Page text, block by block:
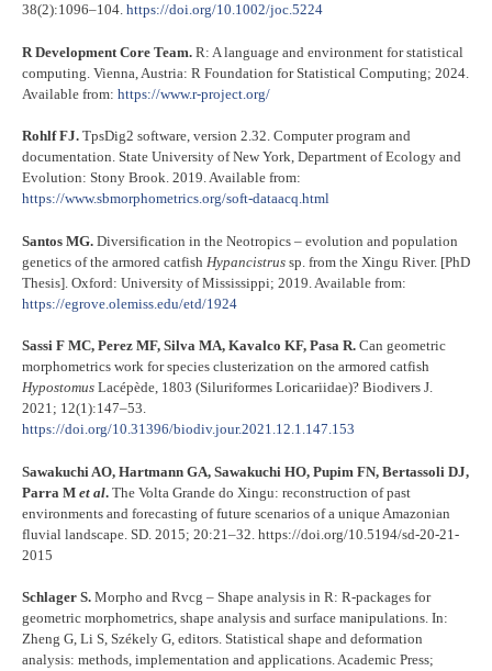
38(2):1096–104. https://doi.org/10.1002/joc.5224
R Development Core Team. R: A language and environment for statistical
computing. Vienna, Austria: R Foundation for Statistical Computing; 2024.
Available from: https://www.r-project.org/
Rohlf FJ. TpsDig2 software, version 2.32. Computer program and
documentation. State University of New York, Department of Ecology and
Evolution: Stony Brook. 2019. Available from:
https://www.sbmorphometrics.org/soft-dataacq.html
Santos MG. Diversification in the Neotropics – evolution and population
genetics of the armored catfish Hypancistrus sp. from the Xingu River. [PhD
Thesis]. Oxford: University of Mississippi; 2019. Available from:
https://egrove.olemiss.edu/etd/1924
Sassi F MC, Perez MF, Silva MA, Kavalco KF, Pasa R. Can geometric
morphometrics work for species clusterization on the armored catfish
Hypostomus Lacépède, 1803 (Siluriformes Loricariidae)? Biodivers J.
2021; 12(1):147–53.
https://doi.org/10.31396/biodiv.jour.2021.12.1.147.153
Sawakuchi AO, Hartmann GA, Sawakuchi HO, Pupim FN, Bertassoli DJ,
Parra M et al. The Volta Grande do Xingu: reconstruction of past
environments and forecasting of future scenarios of a unique Amazonian
fluvial landscape. SD. 2015; 20:21–32. https://doi.org/10.5194/sd-20-21-
2015
Schlager S. Morpho and Rvcg – Shape analysis in R: R-packages for
geometric morphometrics, shape analysis and surface manipulations. In:
Zheng G, Li S, Székely G, editors. Statistical shape and deformation
analysis: methods, implementation and applications. Academic Press;